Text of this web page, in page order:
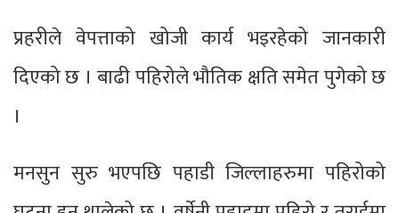
प्रहरीले वेपत्ताको खोजी कार्य भइरहेको जानकारी
दिएको छ । बाढी पहिरोले भौतिक क्षति समेत पुगेको छ
।
मनसुन सुरु भएपछि पहाडी जिल्लाहरुमा पहिरोको